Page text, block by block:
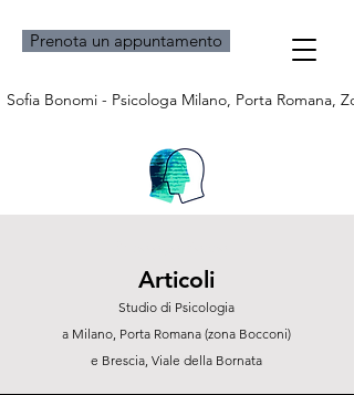
Sofia Bonomi - Psicologa Milano, Porta Romana,
Prenota un appuntamento
Articoli
Studio di Psicologia
a Milano, Porta Romana (zona Bocconi)
e Brescia, Viale della Bornata